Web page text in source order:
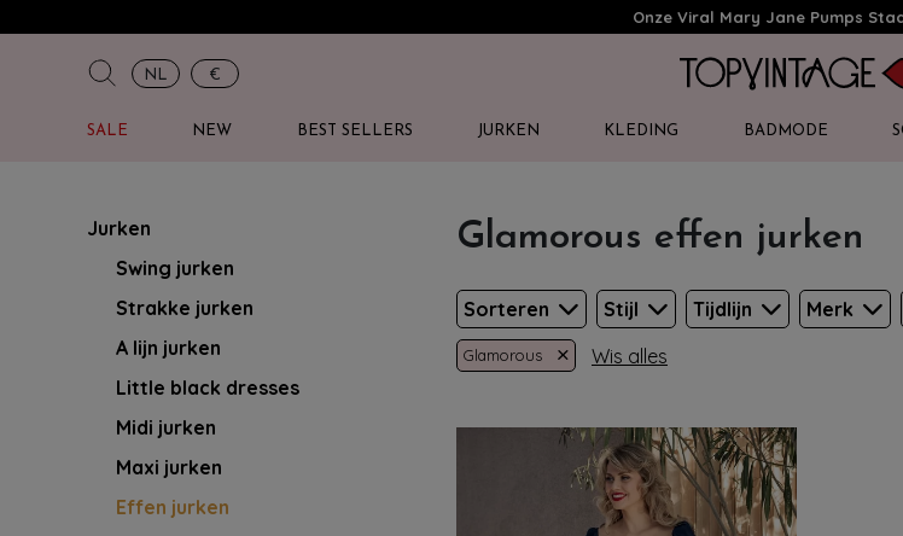
Onze Viral Mary Jane Pumps
NL €
SALE NEW BEST SELLERS JURKEN KLEDING BADMODE
Jurken
Swing jurken
Strakke jurken
A lijn jurken
Little black dresses
Midi jurken
Maxi jurken
Effen jurken
Glamorous effen jurken
Sorteren Stijl Tijdlijn Merk
Glamorous × Wis alles